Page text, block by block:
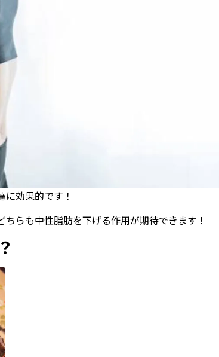
に効果的です！
らも中性脂肪を下げる作用が期待できます！